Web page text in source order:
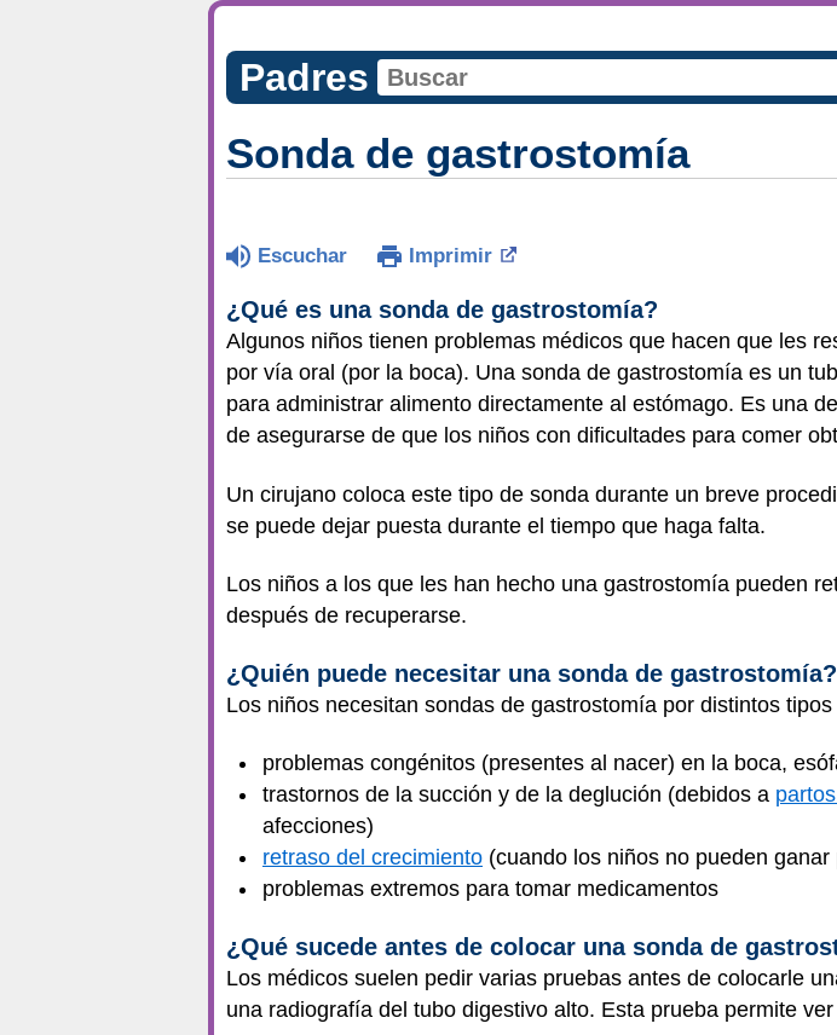
Padres
Sonda de gastrostomía
Escuchar Imprimir
¿Qué es una sonda de gastrostomía?
Algunos niños tienen problemas médicos que hacen que les
por vía oral (por la boca). Una sonda de gastrostomía es un
para administrar alimento directamente al estómago. Es una
de asegurarse de que los niños con dificultades para comer
Un cirujano coloca este tipo de sonda durante un breve
se puede dejar puesta durante el tiempo que haga falta.
Los niños a los que les han hecho una gastrostomía pueden
después de recuperarse.
¿Quién puede necesitar una sonda de gastrostomía?
Los niños necesitan sondas de gastrostomía por distintos
problemas congénitos (presentes al nacer) en la boca,
trastornos de la succión y de la deglución (debidos a
afecciones)
retraso del crecimiento (cuando los niños no pueden
problemas extremos para tomar medicamentos
¿Qué sucede antes de colocar una sonda de
Los médicos suelen pedir varias pruebas antes de colocarle
una radiografía del tubo digestivo alto. Esta prueba permite